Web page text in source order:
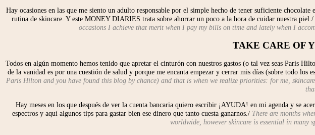
Hay ocasiones en las que me siento un adulto responsable por el simple hecho de tener suficiente
rutina de skincare. Y este MONEY DIARIES trata sobre ahorrar un poco a la hora de cuidar nuestra piel./
occasions I achieve that merit when I pay my bills on time and lately when I
TAKE CARE OF
Todos en algún momento hemos tenido que apretar el cinturón con nuestros gastos (o tal vez seas Paris
de la vanidad es por una cuestión de salud y porque me encanta empezar y cerrar mis días (sobre todo los
Paris Hilton and you have found this blog by chance) and that is when we realize priorities: for me,
Hay meses en los que después de ver la cuenta bancaria quiero escribir ¡AYUDA! en mi agenda y se
espectros y aquí algunos tips para gastar bien ese dinero que tanto cuesta ganarnos./ There are months
worldwide, however skincare is essential in many